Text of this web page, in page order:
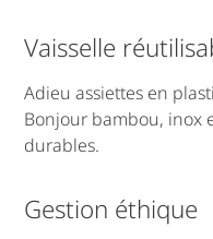
Vaisselle
Adieu assiettes en
Bonjour bambou, inox
durables.
Gestion éthique